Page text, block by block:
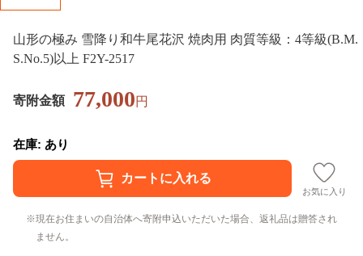
山形の極み 雪降り和牛尾花沢 焼肉用 肉質等級：4等級(B.M.
S.No.5)以上 F2Y-2517
寄附金額 77,000円
在庫: あり
お気に入り
現在お住まいの自治体へ寄附申込いただいた場合、返礼品は贈答され
ません。